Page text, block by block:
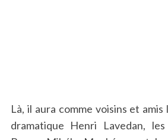
Là, il aura comme voisins et
dramatique Henri Lavedan,